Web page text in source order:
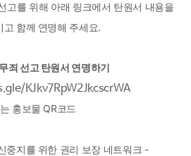
를 위해 아래 링크에서 탄원서 내용을
고 함께 연명해 주세요.
죄 선고 탄원서 연명하기
KJkv7RpW2JkcscrWA
홍보물 QR코드
중지를 위한 권리 보장 네트워크 -